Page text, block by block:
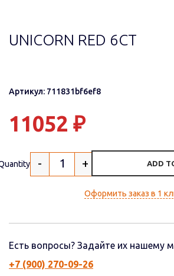
UNICORN RED 6СТ
Артикул: 711831bf6ef8
11052 ₽
- + ADD
Оформить заказ в 1
Есть вопросы? Задайте их нашему
+7 (900) 270-09-26